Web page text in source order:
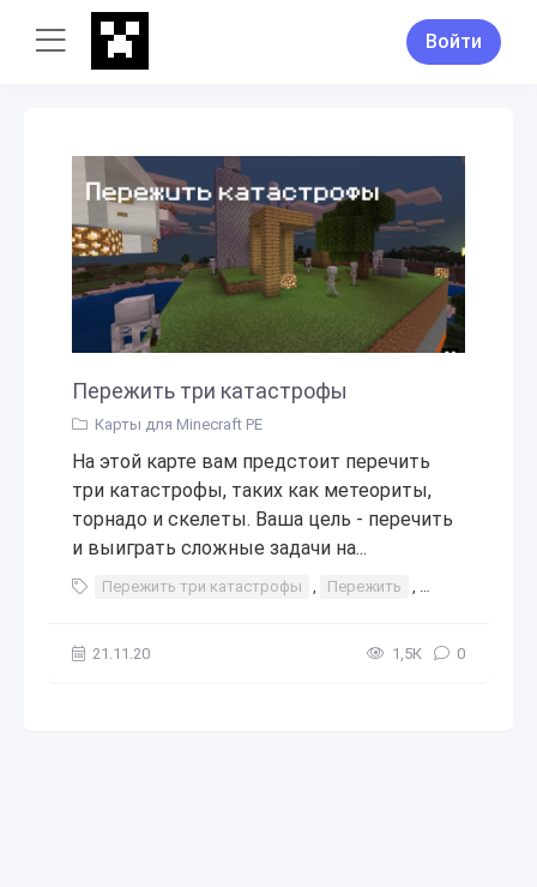
Войти
Пережить три катастрофы
Карты для Minecraft PE
На этой карте вам предстоит перечить
три катастрофы, таких как метеориты,
торнадо и скелеты. Ваша цель - перечить
и выиграть сложные задачи на...
Пережить три катастрофы , Пережить , три
21.11.20 1,5К 0